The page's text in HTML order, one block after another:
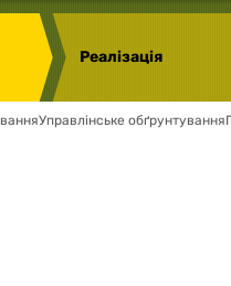
Реалізація
Управлінське обґрунтування